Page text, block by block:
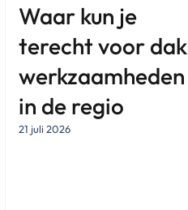
Waar kun je
terecht voor dak
werkzaamheden
in de regio
21 juli 2026